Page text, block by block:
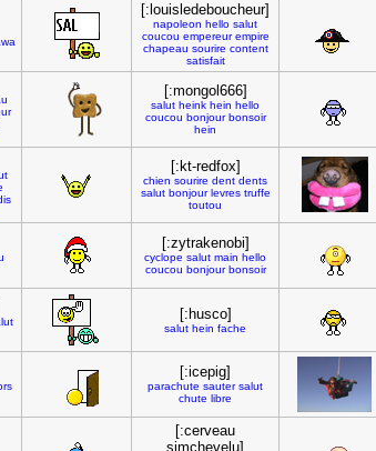
[:louisledeboucheur]
napoleon hello salut
coucou empereur empire
chapeau sourire content
satisfait
[:mongol666]
salut heink hein hello
coucou bonjour bonsoir
hein
[:kt-redfox]
chien sourire dent dents
salut bonjour levres truffe
toutou
[:zytrakenobi]
cyclope salut main hello
coucou bonjour bonsoir
[:husco]
salut hein fache
[:icepig]
parachute sauter salut
chute libre
[:cerveau
simchevelu]